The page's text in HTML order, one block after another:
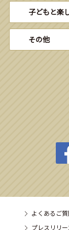
子どもと楽
その他
よくあるご
プレスリリー